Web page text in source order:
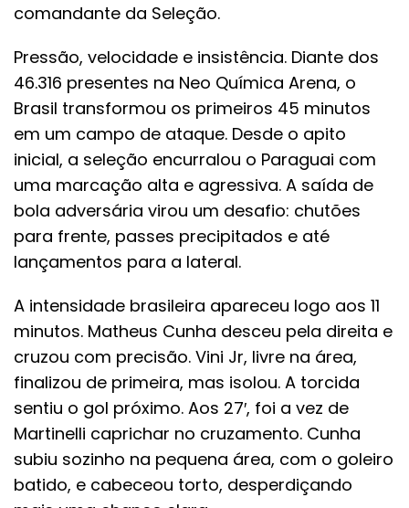
comandante da Seleção.
Pressão, velocidade e insistência. Diante dos
46.316 presentes na Neo Química Arena, o
Brasil transformou os primeiros 45 minutos
em um campo de ataque. Desde o apito
inicial, a seleção encurralou o Paraguai com
uma marcação alta e agressiva. A saída de
bola adversária virou um desafio: chutões
para frente, passes precipitados e até
lançamentos para a lateral.
A intensidade brasileira apareceu logo aos 11
minutos. Matheus Cunha desceu pela direita e
cruzou com precisão. Vini Jr, livre na área,
finalizou de primeira, mas isolou. A torcida
sentiu o gol próximo. Aos 27′, foi a vez de
Martinelli caprichar no cruzamento. Cunha
subiu sozinho na pequena área, com o goleiro
batido, e cabeceou torto, desperdiçando